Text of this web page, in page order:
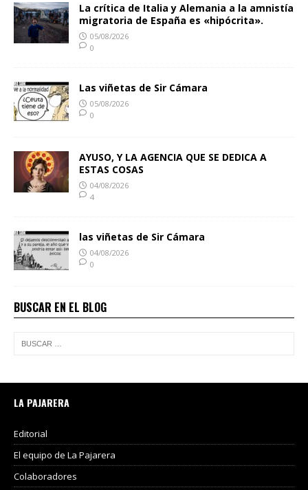
La crítica de Italia y Alemania a la amnistía
migratoria de España es «hipócrita».
05/08/2026
0
Las viñetas de Sir Cámara
05/08/2026
0
AYUSO, Y LA AGENCIA QUE SE DEDICA A
ESTAS COSAS
04/08/2026
4
las viñetas de Sir Cámara
04/08/2026
0
BUSCAR EN EL BLOG
LA PAJARERA
Editorial
El equipo de La Pajarera
Colaboradores